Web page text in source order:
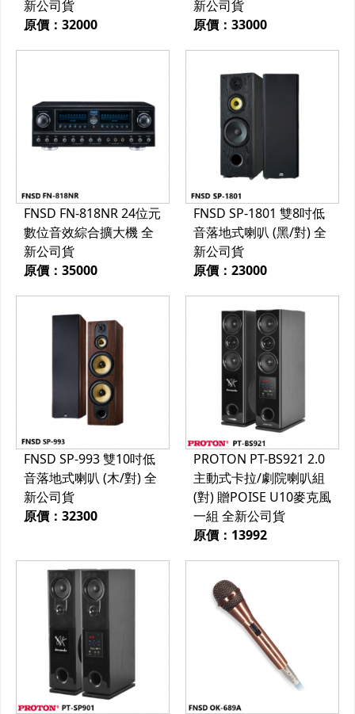
新公司貨
原價：32000
新公司貨
原價：33000
FNSD FN-818NR 24位元
數位音效綜合擴大機 全
新公司貨
原價：35000
FNSD SP-1801 雙8吋低
音落地式喇叭 (黑/對) 全
新公司貨
原價：23000
FNSD SP-993 雙10吋低
音落地式喇叭 (木/對) 全
新公司貨
原價：32300
PROTON PT-BS921 2.0
主動式卡拉/劇院喇叭組
(對) 贈POISE U10麥克風
一組 全新公司貨
原價：13992